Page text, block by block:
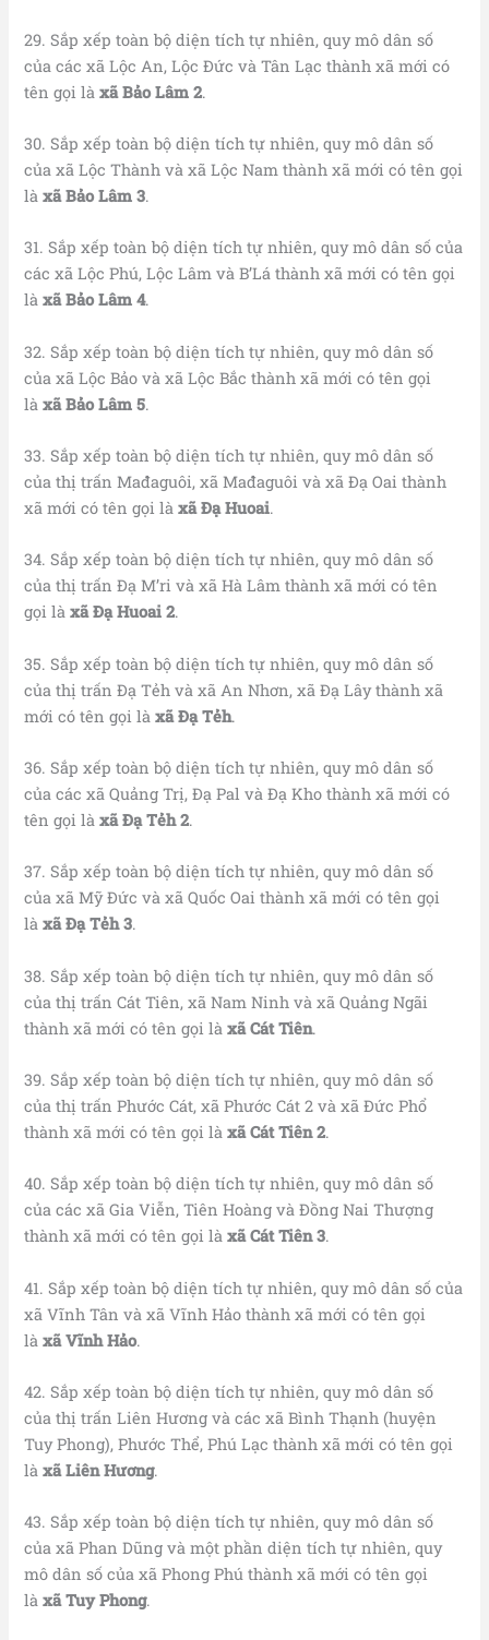
29. Sắp xếp toàn bộ diện tích tự nhiên, quy mô dân số
của các xã Lộc An, Lộc Đức và Tân Lạc thành xã mới có
tên gọi làxã Bảo Lâm 2.
30. Sắp xếp toàn bộ diện tích tự nhiên, quy mô dân số
của xã Lộc Thành và xã Lộc Nam thành xã mới có tên gọi
làxã Bảo Lâm 3.
31. Sắp xếp toàn bộ diện tích tự nhiên, quy mô dân số của
các xã Lộc Phú, Lộc Lâm và B’Lá thành xã mới có tên gọi
làxã Bảo Lâm 4.
32. Sắp xếp toàn bộ diện tích tự nhiên, quy mô dân số
của xã Lộc Bảo và xã Lộc Bắc thành xã mới có tên gọi
làxã Bảo Lâm 5.
33. Sắp xếp toàn bộ diện tích tự nhiên, quy mô dân số
của thị trấn Mađaguôi, xã Mađaguôi và xã Đạ Oai thành
xã mới có tên gọi làxã Đạ Huoai.
34. Sắp xếp toàn bộ diện tích tự nhiên, quy mô dân số
của thị trấn Đạ M’ri và xã Hà Lâm thành xã mới có tên
gọi làxã Đạ Huoai 2.
35. Sắp xếp toàn bộ diện tích tự nhiên, quy mô dân số
của thị trấn Đạ Tẻh và xã An Nhơn, xã Đạ Lây thành xã
mới có tên gọi làxã Đạ Tẻh.
36. Sắp xếp toàn bộ diện tích tự nhiên, quy mô dân số
của các xã Quảng Trị, Đạ Pal và Đạ Kho thành xã mới có
tên gọi làxã Đạ Tẻh 2.
37. Sắp xếp toàn bộ diện tích tự nhiên, quy mô dân số
của xã Mỹ Đức và xã Quốc Oai thành xã mới có tên gọi
làxã Đạ Tẻh 3.
38. Sắp xếp toàn bộ diện tích tự nhiên, quy mô dân số
của thị trấn Cát Tiên, xã Nam Ninh và xã Quảng Ngãi
thành xã mới có tên gọi làxã Cát Tiên.
39. Sắp xếp toàn bộ diện tích tự nhiên, quy mô dân số
của thị trấn Phước Cát, xã Phước Cát 2 và xã Đức Phổ
thành xã mới có tên gọi làxã Cát Tiên 2.
40. Sắp xếp toàn bộ diện tích tự nhiên, quy mô dân số
của các xã Gia Viễn, Tiên Hoàng và Đồng Nai Thượng
thành xã mới có tên gọi làxã Cát Tiên 3.
41. Sắp xếp toàn bộ diện tích tự nhiên, quy mô dân số của
xã Vĩnh Tân và xã Vĩnh Hảo thành xã mới có tên gọi
làxã Vĩnh Hảo.
42. Sắp xếp toàn bộ diện tích tự nhiên, quy mô dân số
của thị trấn Liên Hương và các xã Bình Thạnh (huyện
Tuy Phong), Phước Thể, Phú Lạc thành xã mới có tên gọi
làxã Liên Hương.
43. Sắp xếp toàn bộ diện tích tự nhiên, quy mô dân số
của xã Phan Dũng và một phần diện tích tự nhiên, quy
mô dân số của xã Phong Phú thành xã mới có tên gọi
làxã Tuy Phong.